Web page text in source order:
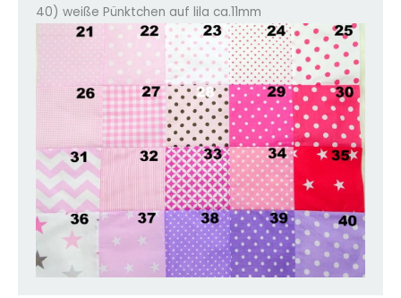
40) weiße Pünktchen auf lila ca.11mm